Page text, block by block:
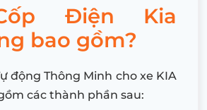
Điện Kia
bao gồm?
động Thông Minh cho xe KIA
các thành phần sau: